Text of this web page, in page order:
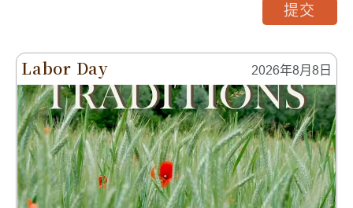
Labor Day 2026年8月8日
提交